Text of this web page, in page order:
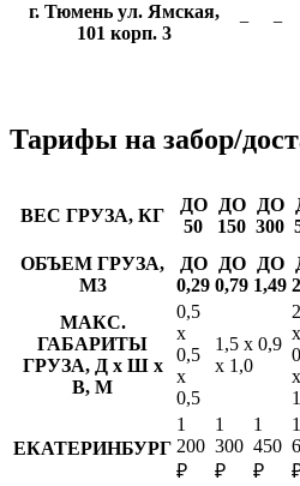
г. Тюмень ул. Ямская,
101 корп. 3
− −
Тарифы на забор/
ВЕС ГРУЗА, КГ
ДО
50
ДО
150
ДО
300
ОБЪЕМ ГРУЗА,
М3
ДО
0,29
ДО
0,79
ДО
1,49
МАКС.
ГАБАРИТЫ
ГРУЗА, Д х Ш х
В, М
0,5
х
0,5
х
0,5
1,5 х 0,9
х 1,0
х
х
ЕКАТЕРИНБУРГ
1
200
₽
1
300
₽
1
450
₽
1